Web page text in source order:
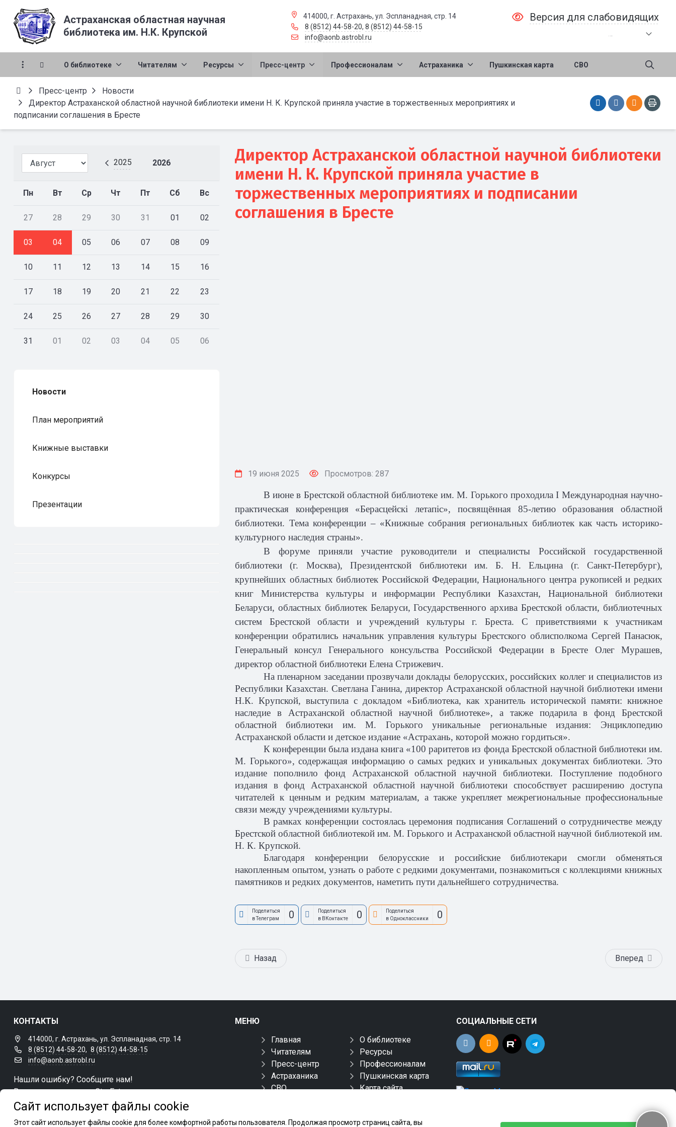
Астраханская областная научная
библиотека им. Н.К. Крупской
414000, г. Астрахань, ул. Эспланадная, стр. 14
8 (8512) 44-58-20, 8 (8512) 44-58-15
info@aonb.astrobl.ru
Версия для слабовидящих
О библиотеке Читателям Ресурсы Пресс-центр Профессионалам Астраханика Пушкинская карта СВО
Пресс-центр
Новости
Директор Астраханской областной научной библиотеки имени Н. К. Крупской приняла участие в торжественных мероприятиях и
подписании соглашения в Бресте
2025 2026
Пн Вт Ср Чт Пт Сб Вс
27 28 29 30 31 01 02
03 04 05 06 07 08 09
10 11 12 13 14 15 16
17 18 19 20 21 22 23
24 25 26 27 28 29 30
31 01 02 03 04 05 06
Новости
План мероприятий
Книжные выставки
Конкурсы
Презентации
Директор Астраханской областной научной библиотеки
имени Н. К. Крупской приняла участие в
торжественных мероприятиях и подписании
соглашения в Бресте
19 июня 2025 Просмотров: 287
В июне в Брестской областной библиотеке им. М. Горького проходила I Международная научно-
практическая конференция «Берасцейскі летапіс», посвящённая 85-летию образования областной
библиотеки. Тема конференции – «Книжные собрания региональных библиотек как часть историко-
культурного наследия страны».
В форуме приняли участие руководители и специалисты Российской государственной
библиотеки (г. Москва), Президентской библиотеки им. Б. Н. Ельцина (г. Санкт-Петербург),
крупнейших областных библиотек Российской Федерации, Национального центра рукописей и редких
книг Министерства культуры и информации Республики Казахстан, Национальной библиотеки
Беларуси, областных библиотек Беларуси, Государственного архива Брестской области, библиотечных
систем Брестской области и учреждений культуры г. Бреста. С приветствиями к участникам
конференции обратились начальник управления культуры Брестского облисполкома Сергей Панасюк,
Генеральный консул Генерального консульства Российской Федерации в Бресте Олег Мурашев,
директор областной библиотеки Елена Стрижевич.
На пленарном заседании прозвучали доклады белорусских, российских коллег и специалистов из
Республики Казахстан. Светлана Ганина, директор Астраханской областной научной библиотеки имени
Н.К. Крупской, выступила с докладом «Библиотека, как хранитель исторической памяти: книжное
наследие в Астраханской областной научной библиотеке», а также подарила в фонд Брестской
областной библиотеки им. М. Горького уникальные региональные издания: Энциклопедию
Астраханской области и детское издание «Астрахань, которой можно гордиться».
К конференции была издана книга «100 раритетов из фонда Брестской областной библиотеки им.
М. Горького», содержащая информацию о самых редких и уникальных документах библиотеки. Это
издание пополнило фонд Астраханской областной научной библиотеки. Поступление подобного
издания в фонд Астраханской областной научной библиотеки способствует расширению доступа
читателей к ценным и редким материалам, а также укрепляет межрегиональные профессиональные
связи между учреждениями культуры.
В рамках конференции состоялась церемония подписания Соглашений о сотрудничестве между
Брестской областной библиотекой им. М. Горького и Астраханской областной научной библиотекой им.
Н. К. Крупской.
Благодаря конференции белорусские и российские библиотекари смогли обменяться
накопленным опытом, узнать о работе с редкими документами, познакомиться с коллекциями книжных
памятников и редких документов, наметить пути дальнейшего сотрудничества.
Поделиться
в Телеграм
0
Поделиться
в ВКонтакте
0
Поделиться
в Одноклассники
0
Назад Вперед
КОНТАКТЫ
414000, г. Астрахань, ул. Эспланадная, стр. 14
8 (8512) 44-58-20, 8 (8512) 44-58-15
info@aonb.astrobl.ru
Нашли ошибку? Сообщите нам!
Выделите и нажмите Ctr+Enter
МЕНЮ
Главная
О библиотеке
Читателям
Ресурсы
Пресс-центр
Профессионалам
Астраханика
Пушкинская карта
СВО
Карта сайта
СОЦИАЛЬНЫЕ СЕТИ
Сайт использует файлы cookie
Этот сайт использует файлы cookie для более комфортной работы пользователя. Продолжая просмотр страниц сайта, вы